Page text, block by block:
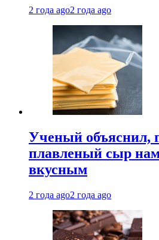
2 года ago2 года ago
Ученый объяснил,
плавленый сыр
вкусным
2 года ago2 года ago